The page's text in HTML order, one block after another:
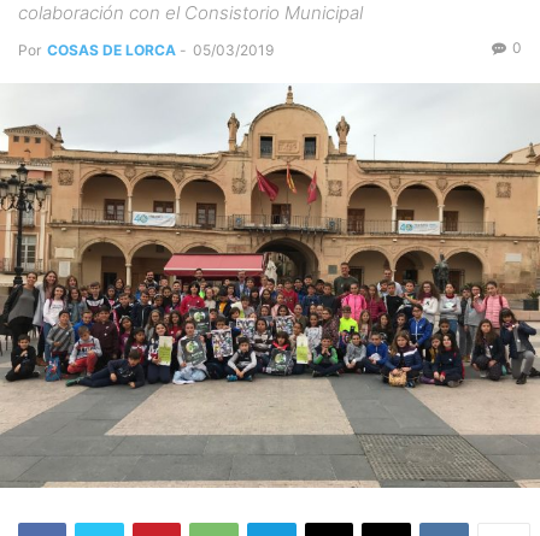
colaboración con el Consistorio Municipal
Por COSAS DE LORCA - 05/03/2019 0